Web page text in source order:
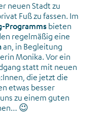
neuen Stadt zu
Fuß zu fassen. Im
Programms bieten
regelmäßig eine
an, in Begleitung
Monika. Vor ein
statt mit neuen
die jetzt die
etwas besser
zu einem guten
😉